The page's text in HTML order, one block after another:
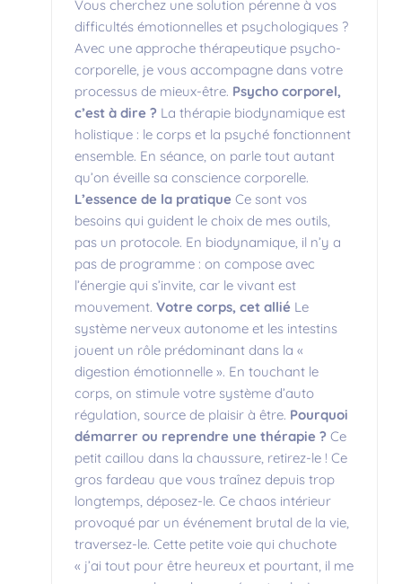
Vous cherchez une solution pérenne à vos
difficultés émotionnelles et psychologiques ?
Avec une approche thérapeutique psycho-
corporelle, je vous accompagne dans votre
processus de mieux-être. Psycho corporel,
c’est à dire ? La thérapie biodynamique est
holistique : le corps et la psyché fonctionnent
ensemble. En séance, on parle tout autant
qu’on éveille sa conscience corporelle.
L’essence de la pratique Ce sont vos
besoins qui guident le choix de mes outils,
pas un protocole. En biodynamique, il n’y a
pas de programme : on compose avec
l’énergie qui s’invite, car le vivant est
mouvement. Votre corps, cet allié Le
système nerveux autonome et les intestins
jouent un rôle prédominant dans la «
digestion émotionnelle ». En touchant le
corps, on stimule votre système d’auto
régulation, source de plaisir à être. Pourquoi
démarrer ou reprendre une thérapie ? Ce
petit caillou dans la chaussure, retirez-le ! Ce
gros fardeau que vous traînez depuis trop
longtemps, déposez-le. Ce chaos intérieur
provoqué par un événement brutal de la vie,
traversez-le. Cette petite voie qui chuchote
« j’ai tout pour être heureux et pourtant, il me